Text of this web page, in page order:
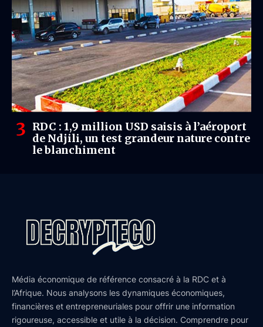
RDC : 1,9 million USD saisis à l’aéroport
de Ndjili, un test grandeur nature contre
le blanchiment
Média économique de référence consacré à la RDC et à
l’Afrique. Nous analysons les dynamiques économiques,
financières et entrepreneuriales pour offrir une information
rigoureuse, accessible et utile à la décision. Comprendre pour